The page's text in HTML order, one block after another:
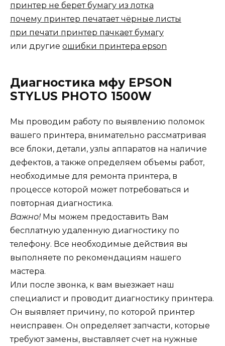
принтер не берет бумагу из лотка
почему принтер печатает чёрные листы
при печати принтер пачкает бумагу
или другие ошибки принтера epson
Диагностика мфу EPSON
STYLUS PHOTO 1500W
Мы проводим работу по выявлению поломок
вашего принтера, внимательно рассматривая
все блоки, детали, узлы аппаратов на наличие
дефектов, а также определяем объемы работ,
необходимые для ремонта принтера, в
процессе которой может потребоваться и
повторная диагностика.
Важно! Мы можем предоставить Вам
бесплатную удаленную диагностику по
телефону. Все необходимые действия вы
выполняете по рекомендациям нашего
мастера.
Или после звонка, к вам выезжает наш
специалист и проводит диагностику принтера.
Он выявляет причину, по которой принтер
неисправен. Он определяет запчасти, которые
требуют замены, выставляет счет на нужные